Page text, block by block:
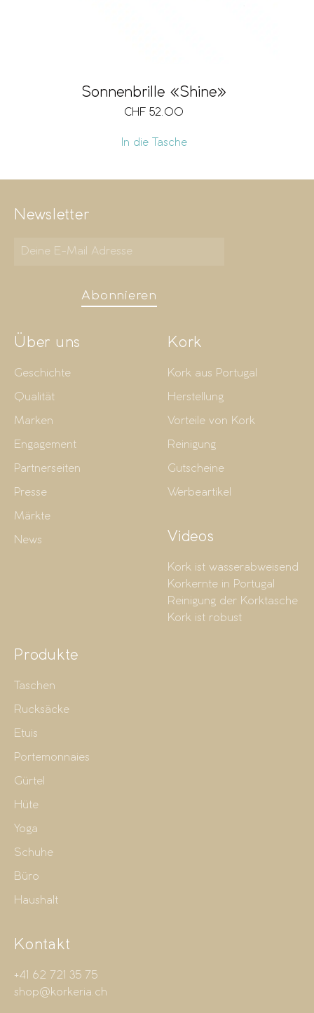
Sonnenbrille «Shine»
CHF 52.00
In die Tasche
Newsletter
Abonnieren
Über uns
Geschichte
Qualität
Marken
Engagement
Partnerseiten
Presse
Märkte
News
Kork
Kork aus Portugal
Herstellung
Vorteile von Kork
Reinigung
Gutscheine
Werbeartikel
Videos
Kork ist wasserabweisend
Korkernte in Portugal
Reinigung der Korktasche
Kork ist robust
Produkte
Taschen
Rucksäcke
Etuis
Portemonnaies
Gürtel
Hüte
Yoga
Schuhe
Büro
Haushalt
Kontakt
+41 62 721 35 75
shop@korkeria.ch